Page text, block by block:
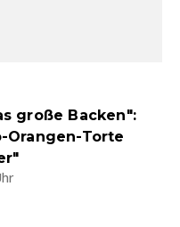
große Backen":
Orangen-Torte